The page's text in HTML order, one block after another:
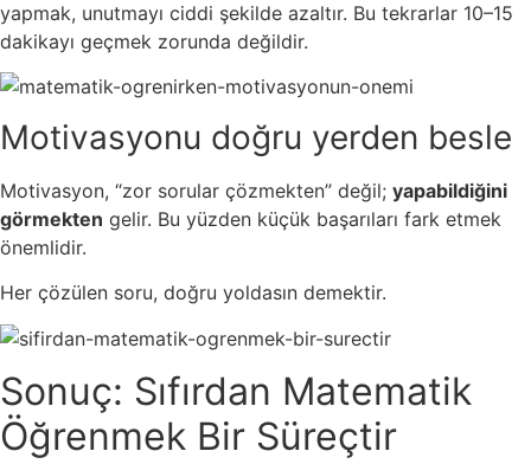
yapmak, unutmayı ciddi şekilde azaltır. Bu tekrarlar 10–15
dakikayı geçmek zorunda değildir.
Motivasyonu doğru yerden besle
Motivasyon, “zor sorular çözmekten” değil; yapabildiğini
görmekten gelir. Bu yüzden küçük başarıları fark etmek
önemlidir.
Her çözülen soru, doğru yoldasın demektir.
Sonuç: Sıfırdan Matematik
Öğrenmek Bir Süreçtir